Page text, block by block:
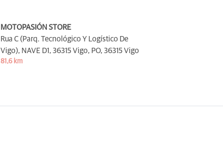
MOTOPASIÓN STORE
Rua C (Parq. Tecnológico Y Logístico De
Vigo), NAVE D1, 36315 Vigo, PO, 36315 Vigo
81,6 km